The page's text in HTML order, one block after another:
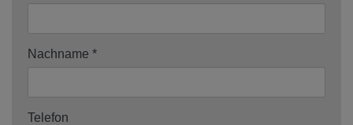
Nachname
Telefon